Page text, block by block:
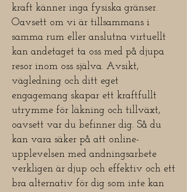
kraft känner inga fysiska gränser.
Oavsett om vi är tillsammans i
samma rum eller anslutna virtuellt
kan andetaget ta oss med på djupa
resor inom oss själva. Avsikt,
vägledning och ditt eget
engagemang skapar ett kraftfullt
utrymme för läkning och tillväxt,
oavsett var du befinner dig. Så du
kan vara säker på att online-
upplevelsen med andningsarbete
verkligen är djup och effektiv och ett
bra alternativ för dig som inte kan